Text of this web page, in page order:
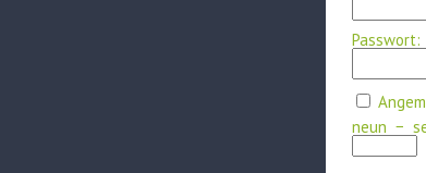
Passwort:
neun −